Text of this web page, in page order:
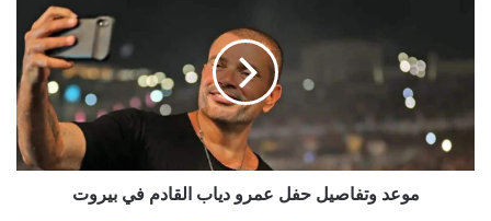
في
بيروت
موعد وتفاصيل حفل عمرو دياب القادم في بيروت